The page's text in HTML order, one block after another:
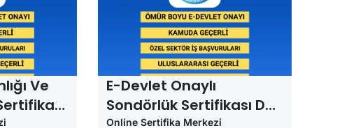
Ve
E-Devlet Onaylı
Sondörlük Sertifikası DSİ
Online Sertifika Merkezi